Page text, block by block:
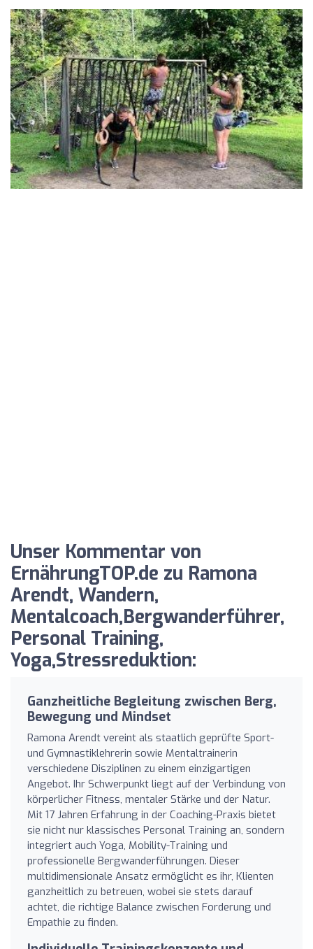
Unser Kommentar von
ErnährungTOP.de zu Ramona
Arendt, Wandern,
Mentalcoach,Bergwanderführer,
Personal Training,
Yoga,Stressreduktion:
Ganzheitliche Begleitung zwischen Berg,
Bewegung und Mindset
Ramona Arendt vereint als staatlich geprüfte Sport-
und Gymnastiklehrerin sowie Mentaltrainerin
verschiedene Disziplinen zu einem einzigartigen
Angebot. Ihr Schwerpunkt liegt auf der Verbindung von
körperlicher Fitness, mentaler Stärke und der Natur.
Mit 17 Jahren Erfahrung in der Coaching-Praxis bietet
sie nicht nur klassisches Personal Training an, sondern
integriert auch Yoga, Mobility-Training und
professionelle Bergwanderführungen. Dieser
multidimensionale Ansatz ermöglicht es ihr, Klienten
ganzheitlich zu betreuen, wobei sie stets darauf
achtet, die richtige Balance zwischen Forderung und
Empathie zu finden.